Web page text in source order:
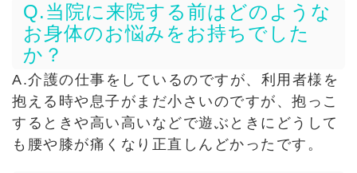
Q.当院に来院する前はどのような
お身体のお悩みをお持ちでした
か？
A.介護の仕事をしているのですが、利用者様を
抱える時や息子がまだ小さいのですが、抱っこ
するときや高い高いなどで遊ぶときにどうして
も腰や膝が痛くなり正直しんどかったです。